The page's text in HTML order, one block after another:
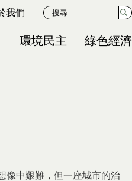
我們
環境民主 綠色經濟
像中艱難，但一座城市的治